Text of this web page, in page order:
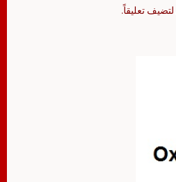
لتضيف تعليقاً.